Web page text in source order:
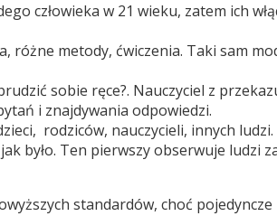
człowieka w 21 wieku, zatem ich
różne metody, ćwiczenia. Taki sam
sobie ręce?. Nauczyciel z
i znajdywania odpowiedzi.
rodziców, nauczycieli, innych
było. Ten pierwszy obserwuje ludzi
standardów, choć pojedyncze